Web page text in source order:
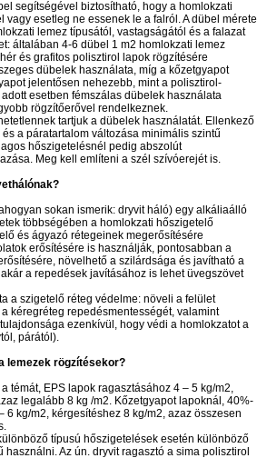
segítségével biztosítható, hogy a homlokzati
vagy esetleg ne essenek le a falról. A dübel mérete
lemez típusától, vastagságától és a falazat
általában 4-6 dübel 1 m2 homlokzati lemez
és grafitos polisztirol lapok rögzítésére
dübelek használata, míg a kőzetgyapot
jelentősen nehezebb, mint a polisztirol-
esetben fémszálas dübelek használata
rögzítőerővel rendelkeznek.
tartjuk a dübelek használatát. Ellenkező
a páratartalom változása minimális szintű
hőszigetelésnél pedig abszolút
Meg kell említeni a szél szívóerejét is.
sokan ismerik: dryvit háló) egy alkáliaálló
többségében a homlokzati hőszigetelő
és ágyazó rétegeinek megerősítésére
erősítésére is használják, pontosabban a
növelhető a szilárdsága és javítható a
a repedések javításához is lehet üvegszövet
a szigetelő réteg védelme: növeli a felület
kéregréteg repedésmentességét, valamint
ezenkívül, hogy védi a homlokzatot a
párától).
lemezek rögzítésekor?
témát, EPS lapok ragasztásához 4 – 5 kg/m2,
legalább 8 kg /m2. Kőzetgyapot lapoknál, 40%-
6 kg/m2, kérgesítéshez 8 kg/m2, azaz összesen
típusú hőszigetelések esetén különböző
használni. Az ún. dryvit ragasztó a sima polisztirol